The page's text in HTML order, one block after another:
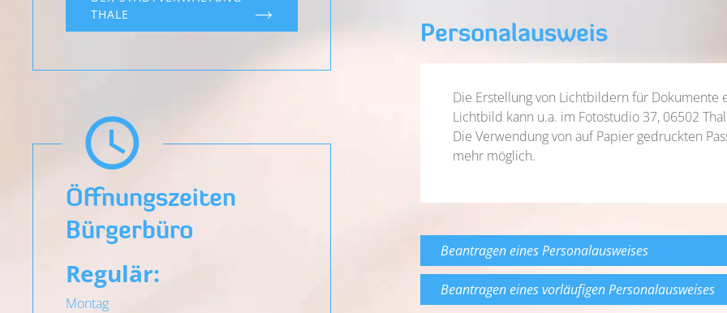
THALE
Öffnungs­zeiten
Bürgerbüro
Regulär:
Montag
Personalausweis
Die Erstellung von Lichtbildern für Dokumente
Lichtbild kann u.a. im Fotostudio 37, 06502
Die Verwendung von auf Papier gedruckten
mehr möglich.
Beantragen eines Personalausweises
Beantragen eines vorläufigen Personalausweises